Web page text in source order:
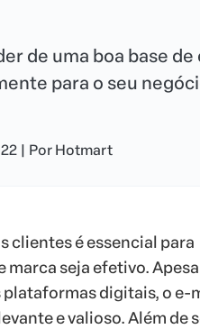
de uma boa base
para o seu
| Por Hotmart
clientes é essencial para
seja efetivo.
digitais, o e-
e valioso. Além de